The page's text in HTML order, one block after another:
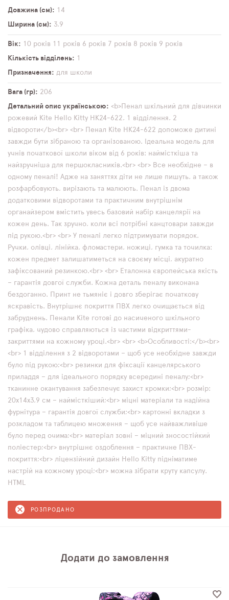
Довжина (см)
14
Ширина (см)
3,9
Вік 10 років 11 років 6 років 7 років 8 років 9 років
Кількість відділень
1
Призначення
для школи
Вага (гр)
206
Детальний опис українською
<b>Пенал шкільний для дівчинки
рожевий Kite Hello Kitty HK24-622, 1 відділення, 2
відвороти</b><br> <br> Пенал Kite HK24-622 допоможе дитині
завжди бути зібраною та організованою. Ідеальна модель для
учнів початкової школи віком від 6 років: наймісткіша та
найзручніша для першокласників.<br> <br> Все необхідне – в
одному пеналі! Адже на заняттях діти не лише пишуть, а також
розфарбовують, вирізають та малюють. Пенал із двома
додатковими відворотами та практичним внутрішнім
органайзером вмістить увесь базовий набір канцелярії на
кожен день. Так зручно, коли всі потрібні канцтовари завжди
під рукою.<br> <br> У пеналі легко підтримувати порядок.
Ручки, олівці, лінійка, фломастери, ножиці, гумка та точилка:
кожен предмет залишатиметься на своєму місці, акуратно
зафіксований резинкою.<br> <br> Еталонна європейська якість
– гарантія довгої служби. Кожна деталь пеналу виконана
бездоганно. Принт не тьмяніє і довго зберігає початкову
яскравість. Внутрішнє покриття ПВХ легко очищається від
забруднень. Пенали Kite готові до насиченого шкільного
графіка, чудово справляються із частими відкриттями-
закриттями на кожному уроці.<br> <br> <b>Особливості:</b><br>
<br> 1 відділення з 2 відворотами – щоб усе необхідне завжди
було під рукою;<br> резинки для фіксації канцелярського
приладдя – для ідеального порядку всередині пеналу;<br>
тканинне окантування забезпечує захист кромки;<br> розмір:
20x14x3,9 см – наймісткіший;<br> міцні матеріали та надійна
фурнітура – гарантія довгої служби;<br> картонні вкладки з
розкладом та таблицею множення – щоб усе найважливіше
було перед очима;<br> матеріал зовні – міцний зносостійкий
поліестер;<br> внутрішнє оздоблення – практичне ПВХ-
покриття;<br> ліцензійний дизайн Hello Kitty підніматиме
настрій на кожному уроці;<br> можна зібрати круту капсулу.
HTML
РОЗПРОДАНО
Додати до замовлення